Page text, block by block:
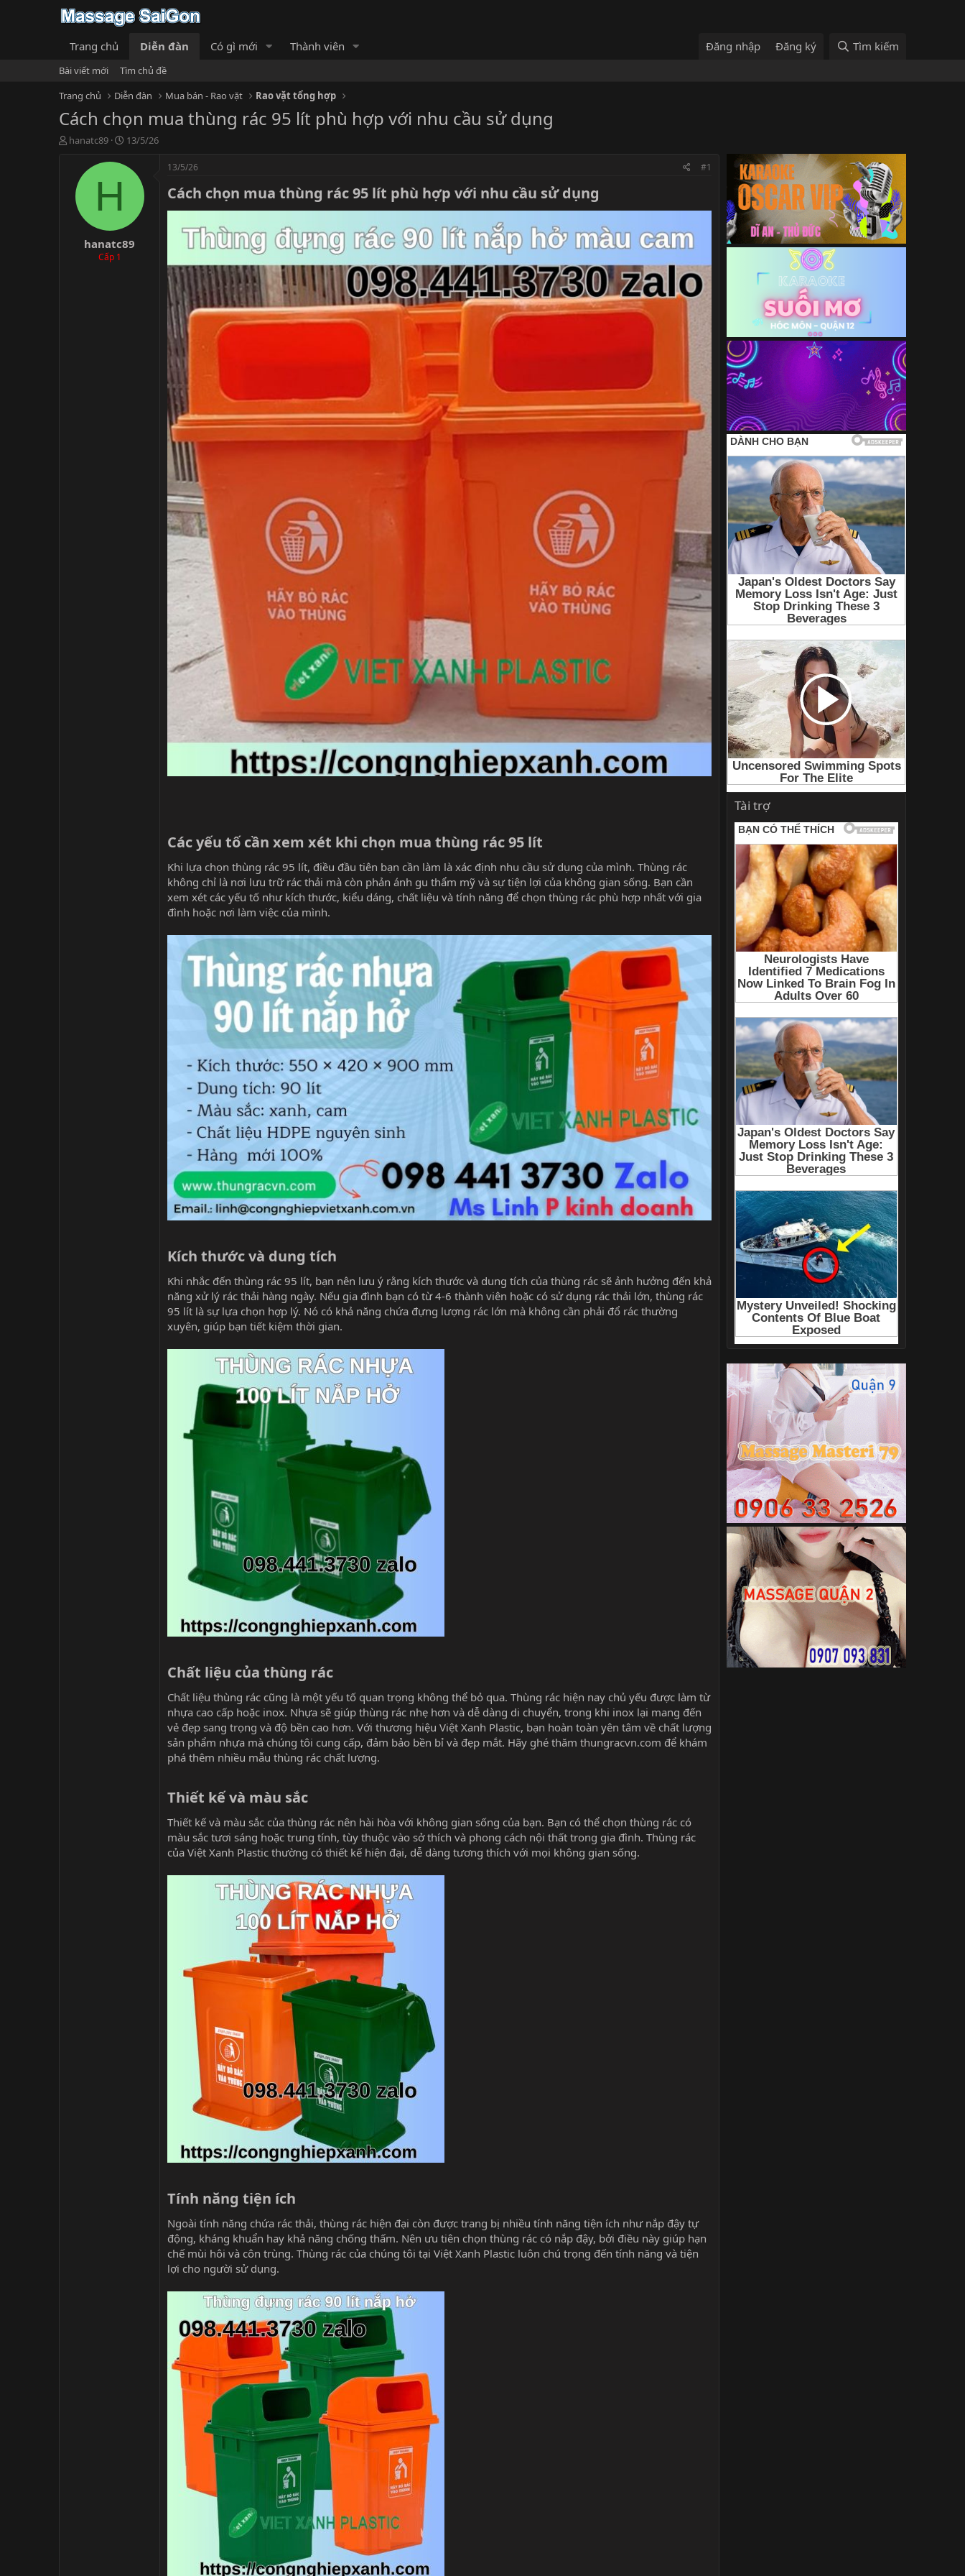
Trang chủ Diễn đàn Có gì mới Thành viên Đăng nhập Đăng ký Tìm kiếm
Bài viết mới
Tìm chủ đề
Trang chủ
Diễn đàn Mua bán - Rao vặt Rao vặt tổng hợp
Cách chọn mua thùng rác 95 lít phù hợp với nhu cầu sử dụng
T
hanatc89
N
à
13/5/26
H
hanatc89
Cấp 1
13/5/26 #1
Cách chọn mua thùng rác 95 lít phù hợp với nhu cầu sử dụng​
Các yếu tố cần xem xét khi chọn mua thùng rác 95 lít​
Khi lựa chọn thùng rác 95 lít, điều đầu tiên bạn cần làm là xác định nhu cầu sử dụng của mình. Thùng rác
không chỉ là nơi lưu trữ rác thải mà còn phản ánh gu thẩm mỹ và sự tiện lợi của không gian sống. Bạn cần
xem xét các yếu tố như kích thước, kiểu dáng, chất liệu và tính năng để chọn thùng rác phù hợp nhất với gia
đình hoặc nơi làm việc của mình.
Kích thước và dung tích​
Khi nhắc đến thùng rác 95 lít, bạn nên lưu ý rằng kích thước và dung tích của thùng rác sẽ ảnh hưởng đến khả
năng xử lý rác thải hàng ngày. Nếu gia đình bạn có từ 4-6 thành viên hoặc có sử dụng rác thải lớn, thùng rác
95 lít là sự lựa chọn hợp lý. Nó có khả năng chứa đựng lượng rác lớn mà không cần phải đổ rác thường
xuyên, giúp bạn tiết kiệm thời gian.
Chất liệu của thùng rác​
Chất liệu thùng rác cũng là một yếu tố quan trọng không thể bỏ qua. Thùng rác hiện nay chủ yếu được làm từ
nhựa cao cấp hoặc inox. Nhựa sẽ giúp thùng rác nhẹ hơn và dễ dàng di chuyển, trong khi inox lại mang đến
vẻ đẹp sang trọng và độ bền cao hơn. Với thương hiệu Việt Xanh Plastic, bạn hoàn toàn yên tâm về chất lượng
sản phẩm nhựa mà chúng tôi cung cấp, đảm bảo bền bỉ và đẹp mắt. Hãy ghé thăm thungracvn.com để khám
phá thêm nhiều mẫu thùng rác chất lượng.
Thiết kế và màu sắc​
Thiết kế và màu sắc của thùng rác nên hài hòa với không gian sống của bạn. Bạn có thể chọn thùng rác có
màu sắc tươi sáng hoặc trung tính, tùy thuộc vào sở thích và phong cách nội thất trong gia đình. Thùng rác
của Việt Xanh Plastic thường có thiết kế hiện đại, dễ dàng tương thích với mọi không gian sống.
Tính năng tiện ích​
Ngoài tính năng chứa rác thải, thùng rác hiện đại còn được trang bị nhiều tính năng tiện ích như nắp đậy tự
động, kháng khuẩn hay khả năng chống thấm. Nên ưu tiên chọn thùng rác có nắp đậy, bởi điều này giúp hạn
chế mùi hôi và côn trùng. Thùng rác của chúng tôi tại Việt Xanh Plastic luôn chú trọng đến tính năng và tiện
lợi cho người sử dụng.
Tài trợ